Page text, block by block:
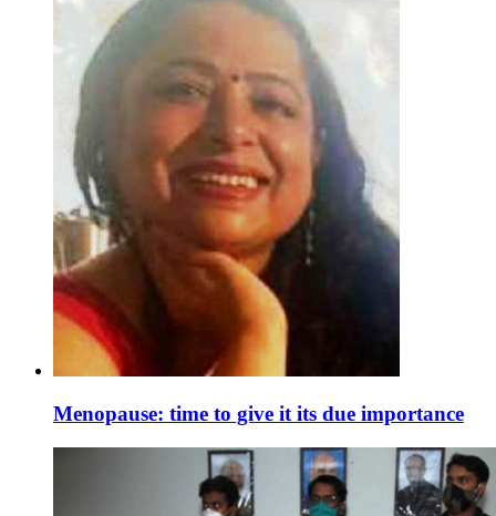
Menopause: time to give it its due importance